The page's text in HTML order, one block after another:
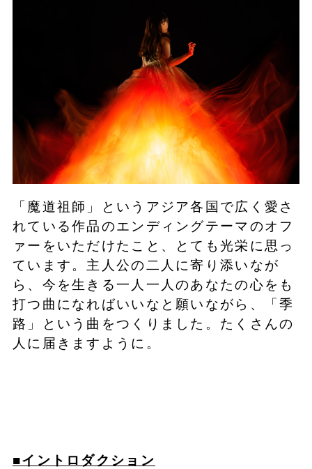
「魔道祖師」というアジア各国で広く愛さ
れている作品のエンディングテーマのオフ
ァーをいただけたこと、とても光栄に思っ
ています。主人公の二人に寄り添いなが
ら、今を生きる一人一人のあなたの心をも
打つ曲になればいいなと願いながら、「季
路」という曲をつくりました。たくさんの
人に届きますように。
■イントロダクション